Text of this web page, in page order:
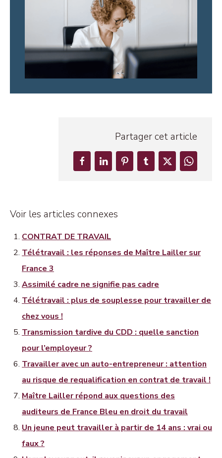
Partager cet article
Voir les articles connexes
CONTRAT DE TRAVAIL
Télétravail : les réponses de Maître Lailler sur
France 3
Assimilé cadre ne signifie pas cadre
Télétravail : plus de souplesse pour travailler de
chez vous !
Transmission tardive du CDD : quelle sanction
pour l’employeur ?
Travailler avec un auto-entrepreneur : attention
au risque de requalification en contrat de travail !
Maître Lailler répond aux questions des
auditeurs de France Bleu en droit du travail
Un jeune peut travailler à partir de 14 ans : vrai ou
faux ?